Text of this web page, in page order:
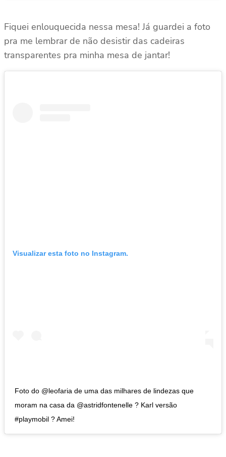
Fiquei enlouquecida nessa mesa! Já guardei a foto
pra me lembrar de não desistir das cadeiras
transparentes pra minha mesa de jantar!
Visualizar esta foto no Instagram.
Foto do @leofaria de uma das milhares de lindezas que
moram na casa da @astridfontenelle ? Karl versão
#playmobil ? Amei!